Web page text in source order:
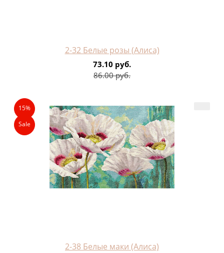
2-32 Белые розы (Алиса)
73.10 руб.
86.00 руб.
15%
Sale
2-38 Белые маки (Алиса)